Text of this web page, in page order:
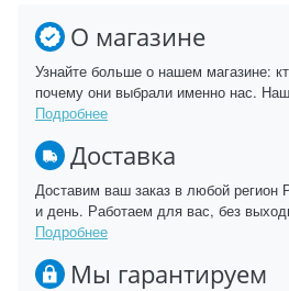
О магазине
Узнайте больше о нашем магазине:
почему они выбрали именно нас.
Подробнее
Доставка
Доставим ваш заказ в любой регион
и день. Работаем для вас, без
Подробнее
Мы гарантируем